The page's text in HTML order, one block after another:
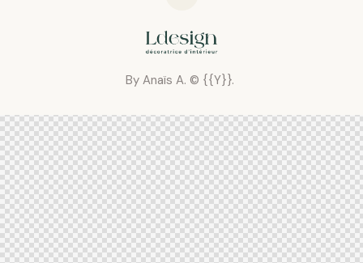
By Anaïs A. © {{Y}}.